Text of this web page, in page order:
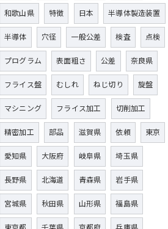
和歌山県
特徴 日本
半導体製造装置
半導体
穴径 一般公差 検査
点検
プログラム
表面粗さ 公差
奈良県
フライス盤
むしれ ねじ切り
旋盤
マシニング
フライス加工
切削加工
精密加工
部品 滋賀県 依頼
東京
愛知県
大阪府 岐阜県
埼玉県
長野県
北海道 青森県
岩手県
宮城県
秋田県 山形県
福島県